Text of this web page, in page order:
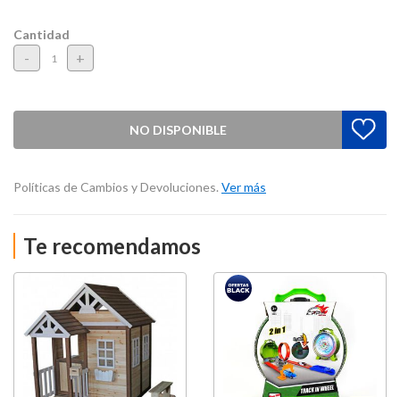
Cantidad
- +
NO DISPONIBLE
Políticas de Cambios y Devoluciones. Ver más
Te recomendamos